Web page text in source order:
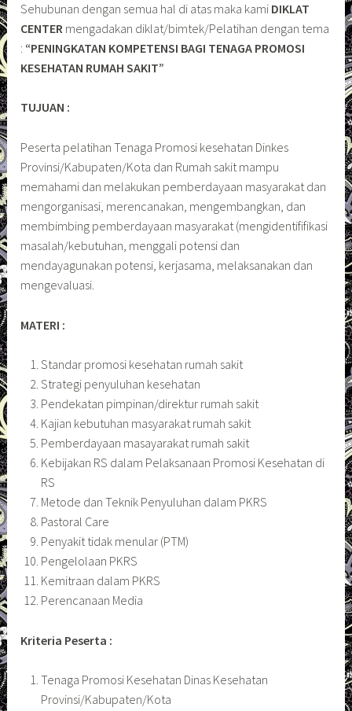
Sehubunan dengan semua hal di atas maka kami DIKLAT
CENTER mengadakan diklat/bimtek/Pelatihan dengan tema
: “PENINGKATAN KOMPETENSI BAGI TENAGA PROMOSI
KESEHATAN RUMAH SAKIT”
TUJUAN :
Peserta pelatihan Tenaga Promosi kesehatan Dinkes
Provinsi/Kabupaten/Kota dan Rumah sakit mampu
memahami dan melakukan pemberdayaan masyarakat dan
mengorganisasi, merencanakan, mengembangkan, dan
membimbing pemberdayaan masyarakat (mengidentififikasi
masalah/kebutuhan, menggali potensi dan
mendayagunakan potensi, kerjasama, melaksanakan dan
mengevaluasi.
MATERI :
Standar promosi kesehatan rumah sakit
Strategi penyuluhan kesehatan
Pendekatan pimpinan/direktur rumah sakit
Kajian kebutuhan masyarakat rumah sakit
Pemberdayaan masayarakat rumah sakit
Kebijakan RS dalam Pelaksanaan Promosi Kesehatan di
RS
Metode dan Teknik Penyuluhan dalam PKRS
Pastoral Care
Penyakit tidak menular (PTM)
Pengelolaan PKRS
Kemitraan dalam PKRS
Perencanaan Media
Kriteria Peserta :
Tenaga Promosi Kesehatan Dinas Kesehatan
Provinsi/Kabupaten/Kota